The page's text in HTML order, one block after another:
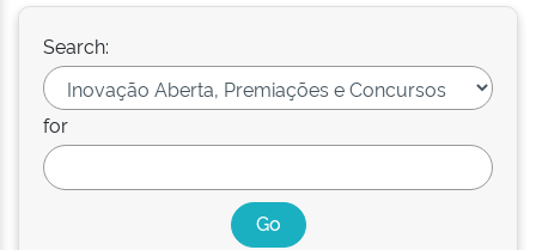
Search:
for